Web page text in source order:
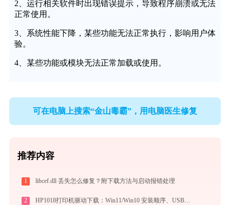
2、运行相关软件时出现错误提示，导致程序崩溃或无法
正常使用。
3、系统性能下降，某些功能无法正常执行，影响用户体
验。
4、某些功能或模块无法正常加载或使用。
可在电脑上搜索“金山毒霸”，用电脑医生修复
推荐内容
1 libcef.dll 丢失怎么修复？附下载方法与启动报错处理
2 HP1018打印机驱动下载：Win11/Win10 安装顺序、USB无响应与打印首选项缺失处理_20260410155929_05